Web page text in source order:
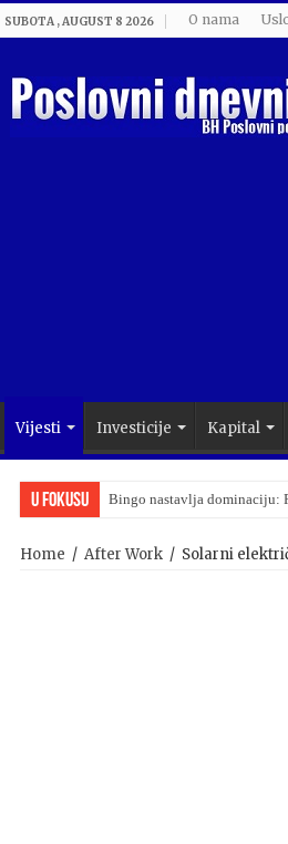
SUBOTA , AUGUST 8 2026 O nama
Vijesti Investicije Kapital
U Fokusu Bingo nastavlja dominaciju:
Home / After Work / Solarni